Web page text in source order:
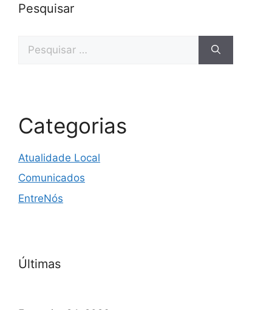
Pesquisar
Categorias
Atualidade Local
Comunicados
EntreNós
Últimas